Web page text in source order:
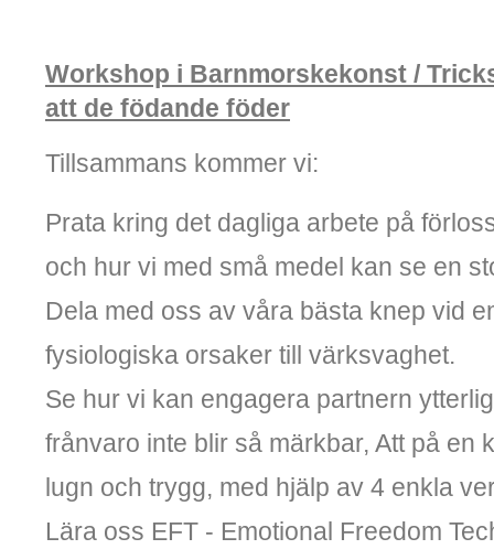
Workshop i Barnmorskekonst /
att de födande föder
Tillsammans kommer vi:
Prata kring det dagliga arbete på
och hur vi med små medel kan se en
Dela med oss av våra bästa knep vid
fysiologiska orsaker till värksvaghet.
Se hur vi kan engagera partnern
frånvaro inte blir så märkbar, Att på en
lugn och trygg, med hjälp av 4 enkla
Lära oss EFT - Emotional Freedom